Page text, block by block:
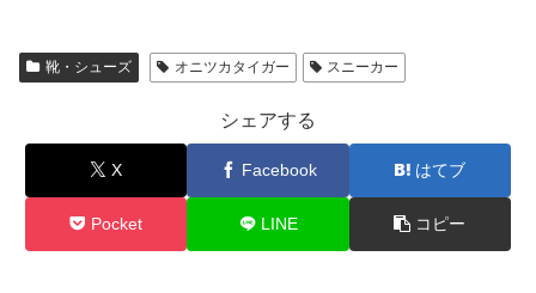
靴・シューズ オニツカタイガー スニーカー
シェアする
X Facebook はてブ
Pocket LINE コピー